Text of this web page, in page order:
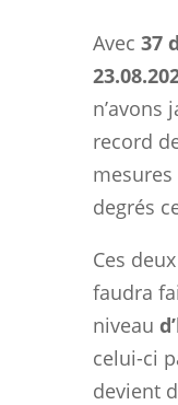
Avec 37
n’avons
record
mesures
degrés
Ces
faudra
niveau
celui-ci
devient